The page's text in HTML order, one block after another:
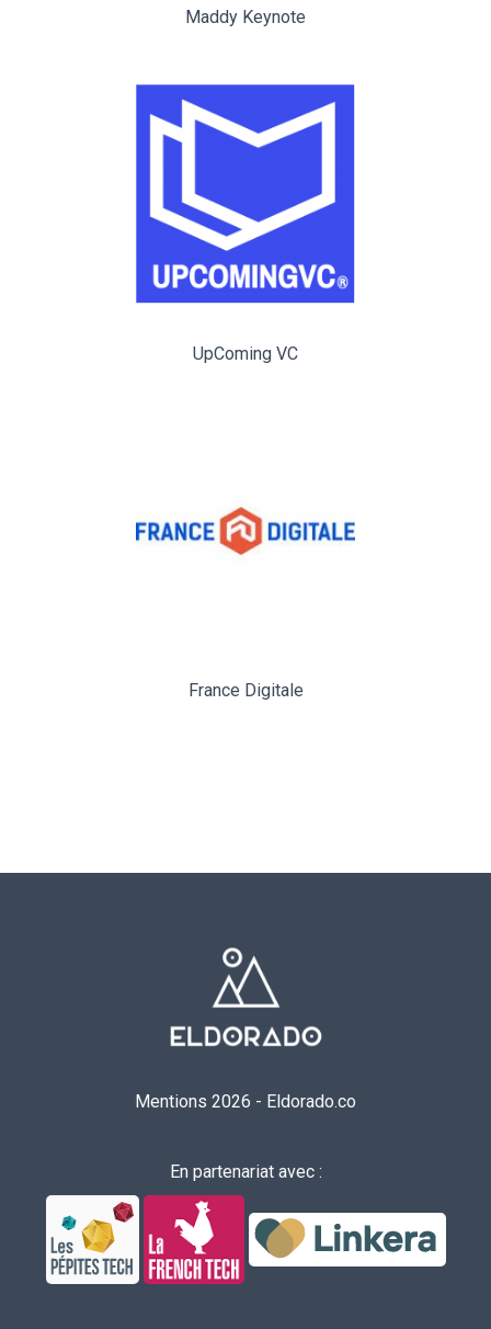
Maddy Keynote
UpComing VC
France Digitale
Mentions 2026 - Eldorado.co
En partenariat avec :